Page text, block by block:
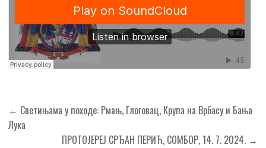
Кретање
чланка
← Светињама у походе: Рмањ, Глоговац, Крупа на Врбасу и Бања
Лука
ПРОТОЈЕРЕЈ СРЂАН ПЕРИЋ, СОМБОР, 14. 7. 2024. →